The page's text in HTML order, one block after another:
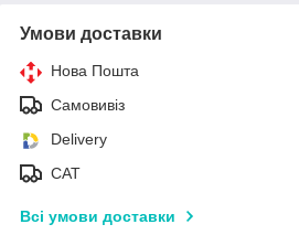
Умови доставки
Нова Пошта
Самовивіз
Delivery
САТ
Всі умови доставки